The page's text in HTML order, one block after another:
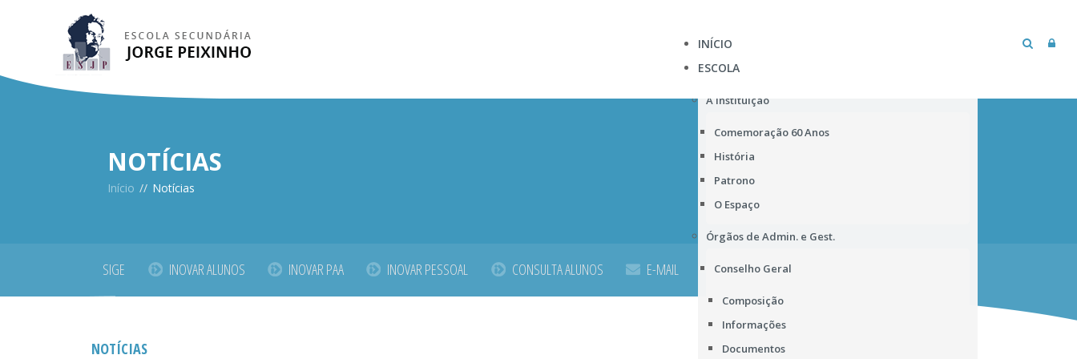
INÍCIO
ESCOLA
A Instituição
Comemoração 60 Anos
História
Patrono
O Espaço
Órgãos de Admin. e Gest.
Conselho Geral
Composição
Informações
Documentos
NOTÍCIAS
Início // Notícias
SIGE INOVAR ALUNOS INOVAR PAA INOVAR PESSOAL CONSULTA ALUNOS E-MAIL MICROSOFT TEAMS
NOTÍCIAS